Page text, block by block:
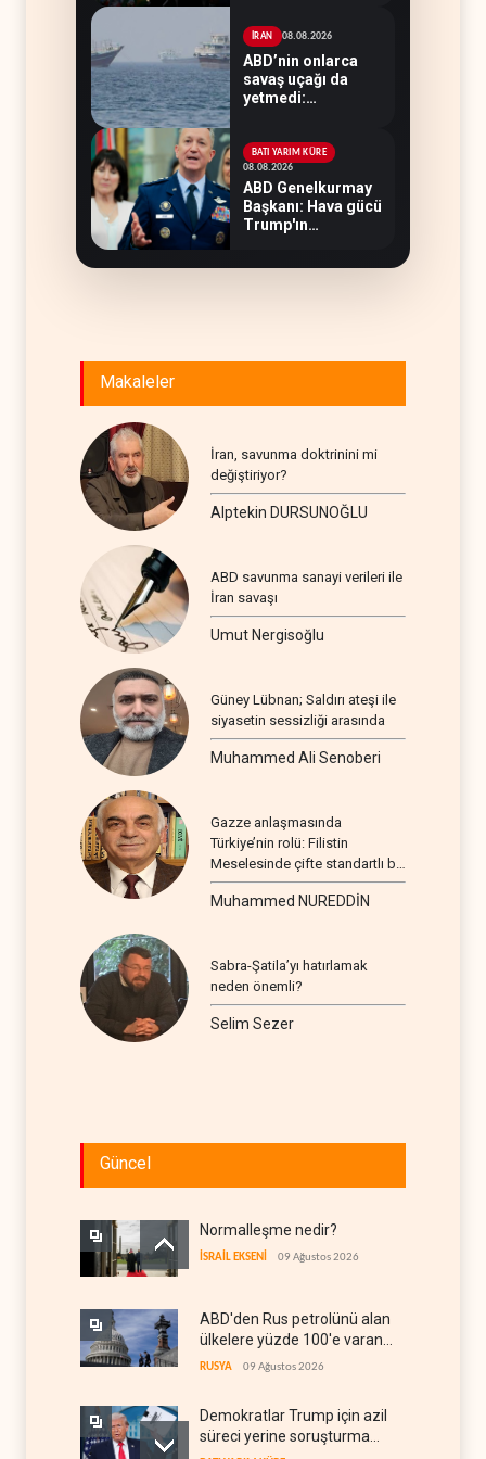
İRAN 08.08.2026
ABD’nin onlarca
savaş uçağı da
yetmedi:
BATI YARIM KÜRE
08.08.2026
ABD Genelkurmay
Başkanı: Hava gücü
Trump'ın
Makaleler
İran, savunma doktrinini mi
değiştiriyor?
Alptekin DURSUNOĞLU
ABD savunma sanayi verileri ile
İran savaşı
Umut Nergisoğlu
Güney Lübnan; Saldırı ateşi ile
siyasetin sessizliği arasında
Muhammed Ali Senoberi
Gazze anlaşmasında
Türkiye’nin rolü: Filistin
Meselesinde çifte standartlı bir
seyir
Muhammed NUREDDİN
Sabra-Şatila’yı hatırlamak
neden önemli?
Selim Sezer
Güncel
Normalleşme nedir?
İSRAİL EKSENİ 09 Ağustos 2026
ABD'den Rus petrolünü alan
ülkelere yüzde 100'e varan
gümrük vergisi
RUSYA 09 Ağustos 2026
Demokratlar Trump için azil
süreci yerine soruşturma